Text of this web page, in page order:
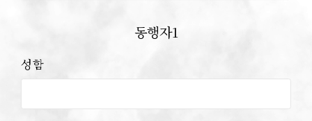
동행자
성함